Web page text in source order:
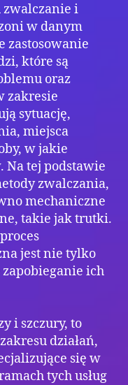
zwalczanie i
w danym
zastosowanie
które są
oraz
zakresie
sytuację,
miejsca
w jakie
Na tej podstawie
zwalczania,
mechaniczne
takie jak trutki.
jest nie tylko
ich
i szczury, to
działań,
się w
tych usług